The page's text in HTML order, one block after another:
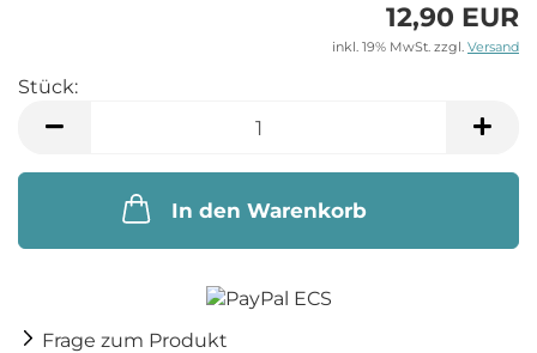
12,90 EUR
inkl. 19% MwSt. zzgl. Versand
Stück:
In den Warenkorb
Frage zum Produkt